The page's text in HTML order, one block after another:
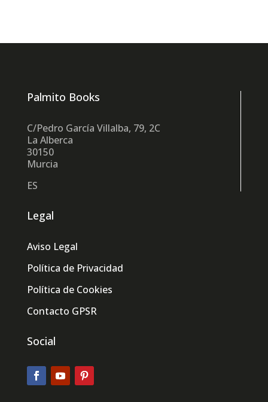
Palmito Books
C/Pedro García Villalba, 79, 2C
La Alberca
30150
Murcia
ES
Legal
Aviso Legal
Política de Privacidad
Política de Cookies
Contacto GPSR
Social